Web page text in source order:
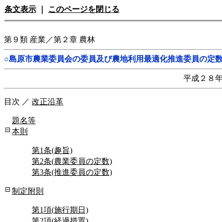
条文表示 このページを閉じる
第９類 産業／第２章 農林
○島原市農業委員会の委員及び農地利用最適化推進委員の定
平成２８
目次 ／ 改正沿革
題名等
本則
第1条(趣旨)
第2条(農業委員の定数)
第3条(推進委員の定数)
制定附則
第1項(施行期日)